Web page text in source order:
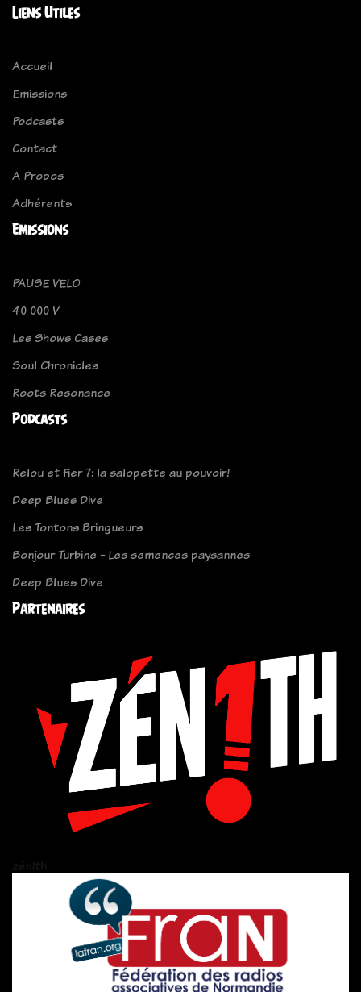
Liens Utiles
Accueil
Emissions
Podcasts
Contact
A Propos
Adhérents
Emissions
PAUSE VELO
40 000 V
Les Shows Cases
Soul Chronicles
Roots Resonance
Podcasts
Relou et fier 7: la salopette au pouvoir!
Deep Blues Dive
Les Tontons Bringueurs
Bonjour Turbine - Les semences paysannes
Deep Blues Dive
Partenaires